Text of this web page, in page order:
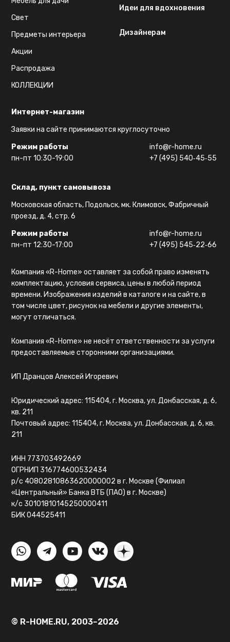
Интернет-магазин
Заявки на сайте принимаются круглосуточно
Режим работы
пн-пт 10:30-19:00
info@r-home.ru
+7 (495) 540‑45‑55
Склад, пункт самовывоза
Московская область, Подольск, мк. Климовск, Фабричный
проезд, д. 4, стр. 6
Режим работы
пн-пт 12:30-17:00
info@r-home.ru
+7 (495) 545‑22‑66
Свет
Предметы интерьера
Акции
Распродажа
КОЛЛЕКЦИИ
Идеи для вдохновения
Дизайнерам
Компания «R-Home» оставляет за собой право изменять
комплектацию, условия сервиса, цены в любой период
времени. Изображения изделий в каталоге и на сайте, в
том числе цвет, рисунок на мебели и другие элементы,
могут отличаться.
Компания «R-Home» не несёт ответственности за услуги
предоставляемые сторонними организациями.
ИП Дранцов Алексей Игоревич
Юридический адрес: 115404, г. Москва, ул. Донбасская, д. 6,
кв. 211
Почтовый адрес: 115404, г. Москва, ул. Донбасская, д. 6, кв.
211
ИНН 773703492669
ОГРНИП 316774600532434
р/с 40802810863620000002 в г. Москве (Филиал
«Центральный» Банка ВТБ (ПАО) в г. Москве)
к/с 30101810145250000411
БИК 044525411
© R-HOME.RU, 2003–2026